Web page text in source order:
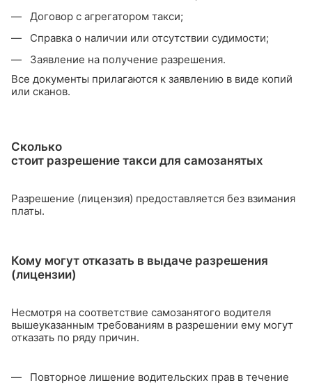
Договор с агрегатором такси;
Справка о наличии или отсутствии судимости;
Заявление на получение разрешения.
Все документы прилагаются к заявлению в виде копий
или сканов.
Сколько
стоит разрешение такси для самозанятых
Разрешение (лицензия) предоставляется без взимания
платы.
Кому могут отказать в выдаче разрешения
(лицензии)
Несмотря на соответствие самозанятого водителя
вышеуказанным требованиям в разрешении ему могут
отказать по ряду причин.
Повторное лишение водительских прав в течение